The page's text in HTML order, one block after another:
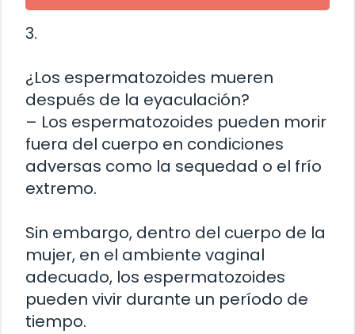
3.
¿Los espermatozoides mueren
después de la eyaculación?
– Los espermatozoides pueden morir
fuera del cuerpo en condiciones
adversas como la sequedad o el frío
extremo.
Sin embargo, dentro del cuerpo de la
mujer, en el ambiente vaginal
adecuado, los espermatozoides
pueden vivir durante un período de
tiempo.